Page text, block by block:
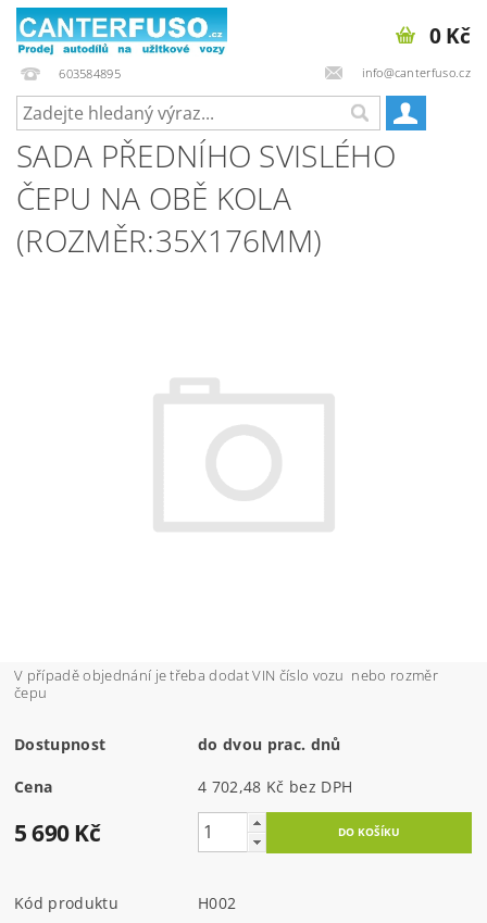
603584895 info@canterfuso.cz
0 Kč
SADA PŘEDNÍHO SVISLÉHO
ČEPU NA OBĚ KOLA
(ROZMĚR:35X176MM)
V případě objednání je třeba dodat VIN číslo vozu nebo rozměr
čepu
Dostupnost do dvou prac. dnů
Cena 4 702,48 Kč bez DPH
5 690 Kč
Kód produktu
H002